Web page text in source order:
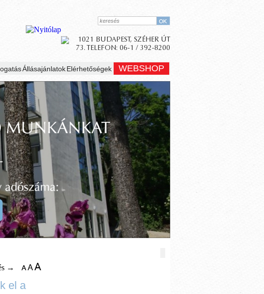
Állásajánlatok Elérhetőségek WEBSHOP
→
el a